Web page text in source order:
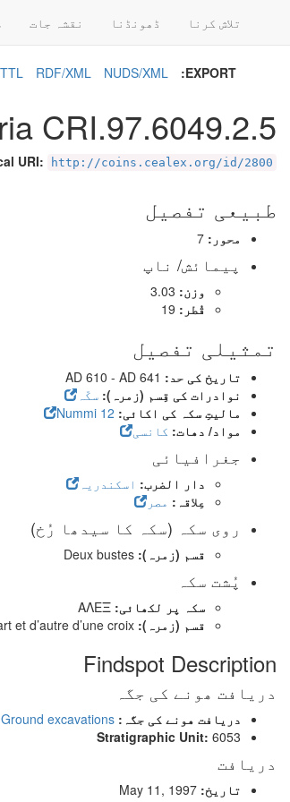
نقشہ جات ڈھونڈنا تلاش کرنا
EXPORT:
NUDS/XML
RDF/XML
TTL
CRI.97.6049.2.5
URI: http://coins.cealex.org/id/2800
طبیعی تفصیل
محور: 7
پیمائش/ ناپ
وزن: 3.03
قُطر: 19
تمثیلی تفصیل
تاریخ کی حد: AD 610 - AD 641
نوادرات کی قِسم (زمرہ): سکّہ
مالیتِ سکہ کی اکائی: 12 Nummi
مواد/ دھات: کانسی
جغرافیائی
دار الضرب: اسکندریہ
عِلاقہ: مصر
روی سکہ (سکہ کا سیدھا رُخ)
قسم (زمرہ): Deux bustes
پُشت سکہ
سکہ پر لکھائی: ΑΛΕΞ
قسم (زمرہ): et d’autre d’une croix
Findspot Description
دریافت ھونے کی جگہ
دریافت ھونے کی جگہ: excavations
Stratigraphic Unit: 6053
دریافت
تاریخ: May 11, 1997